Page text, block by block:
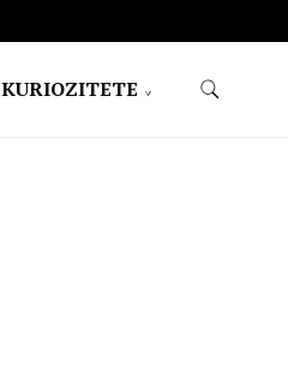
KURIOZITETE